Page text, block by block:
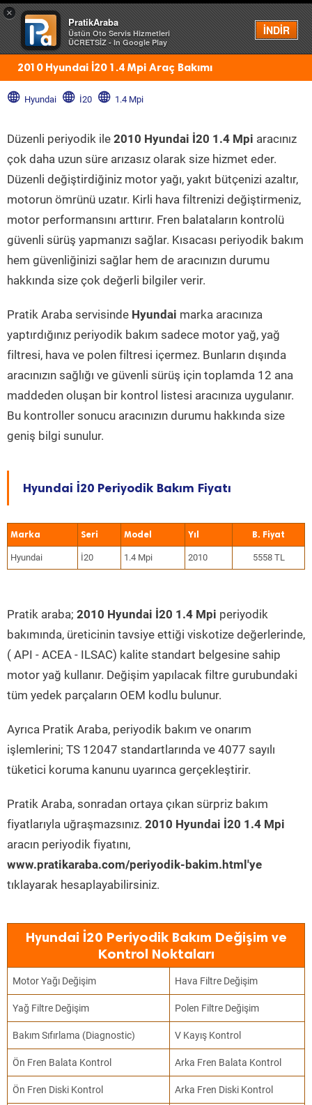
×
PratikAraba
Üstün Oto Servis Hizmetleri
ÜCRETSİZ - In Google Play
İNDİR
Menü
2010 Hyundai İ20 1.4 Mpi Araç Bakımı
Hyundai İ20 1.4 Mpi
Düzenli periyodik ile 2010 Hyundai İ20 1.4 Mpi aracınız
çok daha uzun süre arızasız olarak size hizmet eder.
Düzenli değiştirdiğiniz motor yağı, yakıt bütçenizi azaltır,
motorun ömrünü uzatır. Kirli hava filtrenizi değiştirmeniz,
motor performansını arttırır. Fren balataların kontrolü
güvenli sürüş yapmanızı sağlar. Kısacası periyodik bakım
hem güvenliğinizi sağlar hem de aracınızın durumu
hakkında size çok değerli bilgiler verir.
Pratik Araba servisinde Hyundai marka aracınıza
yaptırdığınız periyodik bakım sadece motor yağ, yağ
filtresi, hava ve polen filtresi içermez. Bunların dışında
aracınızın sağlığı ve güvenli sürüş için toplamda 12 ana
maddeden oluşan bir kontrol listesi aracınıza uygulanır.
Bu kontroller sonucu aracınızın durumu hakkında size
geniş bilgi sunulur.
Hyundai İ20 Periyodik Bakım Fiyatı
Marka Seri Model Yıl
Hyundai İ20 1.4 Mpi 2010 5558 TL
Pratik araba; 2010 Hyundai İ20 1.4 Mpi periyodik
bakımında, üreticinin tavsiye ettiği viskotize değerlerinde,
( API - ACEA - ILSAC) kalite standart belgesine sahip
motor yağ kullanır. Değişim yapılacak filtre gurubundaki
tüm yedek parçaların OEM kodlu bulunur.
Ayrıca Pratik Araba, periyodik bakım ve onarım
işlemlerini; TS 12047 standartlarında ve 4077 sayılı
tüketici koruma kanunu uyarınca gerçekleştirir.
Pratik Araba, sonradan ortaya çıkan sürpriz bakım
fiyatlarıyla uğraşmazsınız. 2010 Hyundai İ20 1.4 Mpi
aracın periyodik fiyatını,
www.pratikaraba.com/periyodik-bakim.html'ye
tıklayarak hesaplayabilirsiniz.
Hyundai İ20 Periyodik Bakım Değişim ve
Kontrol Noktaları
Motor Yağı Değişim Hava Filtre Değişim
Yağ Filtre Değişim Polen Filtre Değişim
Bakım Sıfırlama (Diagnostic) V Kayış Kontrol
Ön Fren Balata Kontrol Arka Fren Balata Kontrol
Ön Fren Diski Kontrol Arka Fren Diski Kontrol